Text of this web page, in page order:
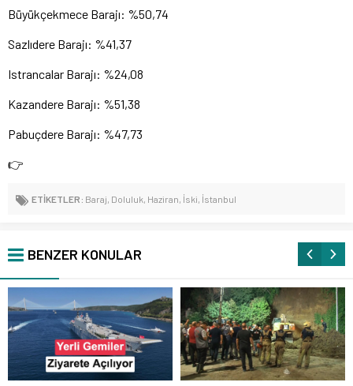
Büyükçekmece Barajı: %50,74
Sazlıdere Barajı: %41,37
Istrancalar Barajı: %24,08
Kazandere Barajı: %51,38
Pabuçdere Barajı: %47,73
👉
ETİKETLER: Baraj, Doluluk, Haziran, İski, İstanbul
BENZER KONULAR